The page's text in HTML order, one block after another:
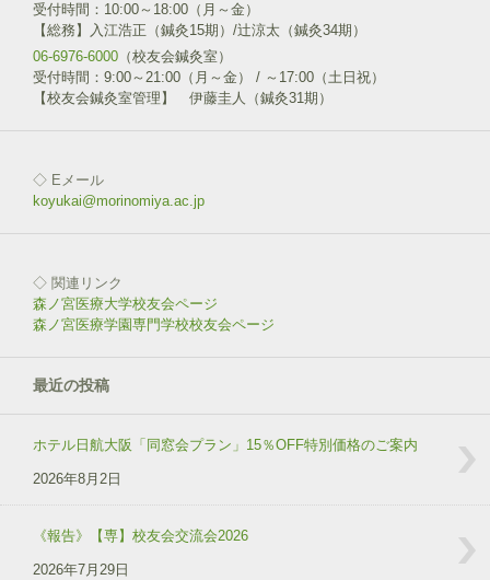
受付時間：10:00～18:00（月～金）
【総務】入江浩正（鍼灸15期）/辻涼太（鍼灸34期）
06-6976-6000 （校友会鍼灸室）
受付時間：9:00～21:00（月～金） / ～17:00（土日祝）
【校友会鍼灸室管理】 伊藤圭人（鍼灸31期）
◇ Eメール
koyukai@morinomiya.ac.jp
◇ 関連リンク
森ノ宮医療大学校友会ページ
森ノ宮医療学園専門学校校友会ページ
最近の投稿
ホテル日航大阪「同窓会プラン」15％OFF特別価格のご案内
2026年8月2日
《報告》【専】校友会交流会2026
2026年7月29日